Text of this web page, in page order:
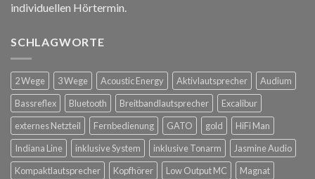
individuellen Hörtermin.
SCHLAGWORTE
2 Wege 3 Wege Acoustic Energy Aktivlautsprecher
Audium
Bassreflex
Bluetooth Breitbandlautsprecher
Excalibur
externes Netzteil
Fernbedienung GATO gold
HiFi Man
Indiana Line
inklusive System inklusive Tonarm
Jasmine Audio
Kompaktlautsprecher
Kopfhörer Low Output MC
Magnat